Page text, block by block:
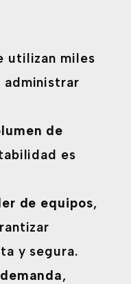
utilizan miles
administrar
de
es
de equipos,
y segura.
,